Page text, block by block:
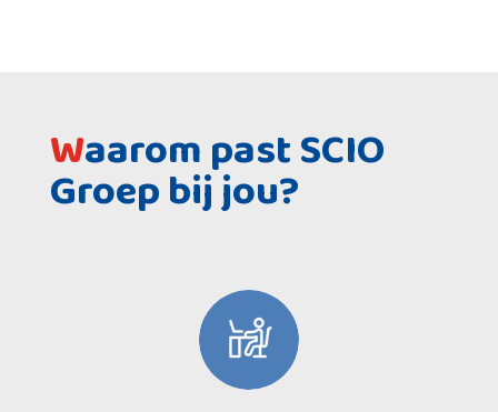
Waarom past SCIO
Groep bij jou?